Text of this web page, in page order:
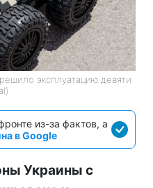
эксплуатацию девяти
из-за фактов, а
в Google
Украины с